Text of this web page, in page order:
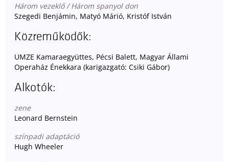
Három vezeklő / Három spanyol don
Szegedi Benjámin, Matyó Márió, Kristóf István
Közreműködők:
UMZE Kamaraegyüttes, Pécsi Balett, Magyar Állami
Operaház Énekkara (karigazgató: Csiki Gábor)
Alkotók:
zene
Leonard Bernstein
színpadi adaptáció
Hugh Wheeler